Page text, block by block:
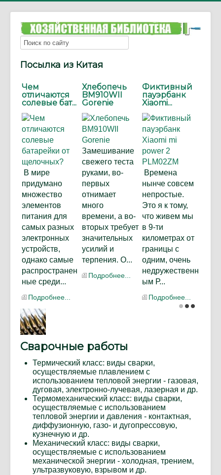
Посылка из Китая
Чем
отличаются
солевые бат...
В мире
придумано
множество
элементов
питания для
самых разных
электронных
устройств,
однако самые
распространен
ные среди...
Подробнее...
Хлебопечь
BM910WII
Gorenie
Замешивание
свежего теста
руками, во-
первых
отнимает
много
времени, а во-
вторых требует
значительных
усилий и
терпения. О...
Подробнее...
Фиктивный
пауэрбанк
Xiaomi...
Времена
нынче совсем
непростые.
Это я к тому,
что живем мы
в 9-ти
километрах от
границы с
одним, очень
недружественн
ым Р...
Подробнее...
Сварочные работы
Термический класс: виды сварки,
осуществляемые плавлением с
использованием тепловой энергии - газовая,
дуговая, электронно-лучевая, лазерная и др.
Термомеханический класс: виды сварки,
осуществляемые с использованием
тепловой энергии и давления - контактная,
диффузионную, газо- и дугопрессовую,
кузнечную и др.
Механический класс: виды сварки,
осуществляемые с использованием
механической энергии - холодная, трением,
ультразвуковую, взрывом и др.